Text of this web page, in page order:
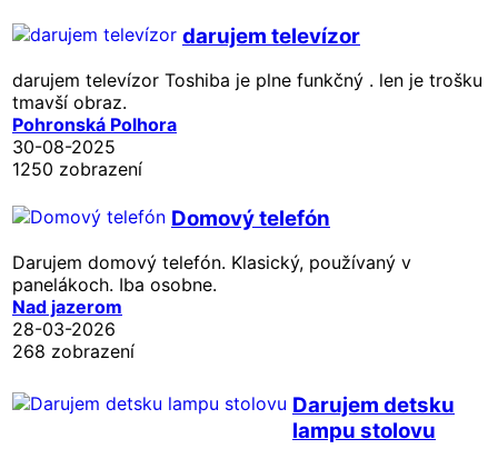
darujem televízor
darujem televízor Toshiba je plne funkčný . len je trošku
tmavší obraz.
Pohronská Polhora
30-08-2025
1250 zobrazení
Domový telefón
Darujem domový telefón. Klasický, používaný v
panelákoch. Iba osobne.
Nad jazerom
28-03-2026
268 zobrazení
Darujem detsku
lampu stolovu